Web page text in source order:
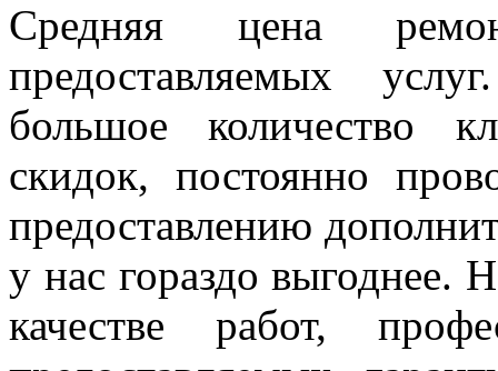
Средняя цена
предоставляемых
большое количество
скидок, постоянно
предоставлению
у нас гораздо выгоднее.
качестве работ,